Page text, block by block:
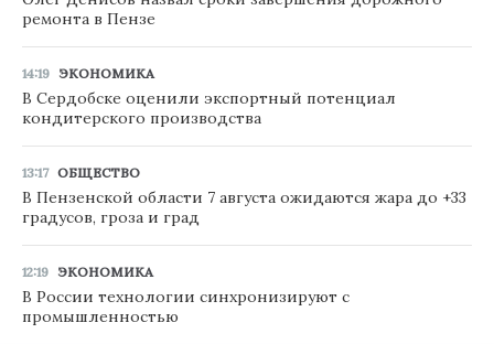
ремонта в Пензе
14:19 ЭКОНОМИКА
В Сердобске оценили экспортный потенциал
кондитерского производства
13:17 ОБЩЕСТВО
В Пензенской области 7 августа ожидаются жара до +33
градусов, гроза и град
12:19 ЭКОНОМИКА
В России технологии синхронизируют с
промышленностью